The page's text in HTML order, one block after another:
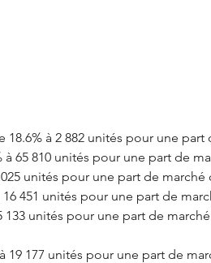
18.6% à 2 882 unités pour une part
à 65 810 unités pour une part de
unités pour une part de marché
451 unités pour une part de
133 unités pour une part de
19 177 unités pour une part de